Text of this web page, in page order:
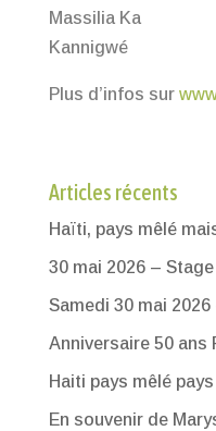
Massilia Ka
Kannigwé
Plus d’infos sur
Articles récents
Haïti, pays mêlé
30 mai 2026 –
Samedi 30 mai
Anniversaire 50 ans
Haiti pays mêlé
En souvenir de